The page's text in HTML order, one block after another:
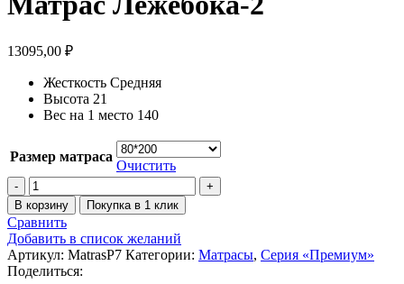
13095,00 ₽
Жесткость Средняя
Высота 21
Вес на 1 место 140
Размер матраса
Очистить
Количество
товара
Матрас
Лежебока-2
В корзину Покупка в 1 клик
Сравнить
Добавить в список желаний
Артикул: MatrasP7 Категории: Матрасы, Серия «Премиум»
Поделиться: